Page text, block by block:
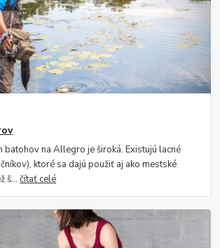
batohov na Allegro je široká. Existujú lacné
ktoré sa dajú použiť aj ako mestské
š...čítať celé